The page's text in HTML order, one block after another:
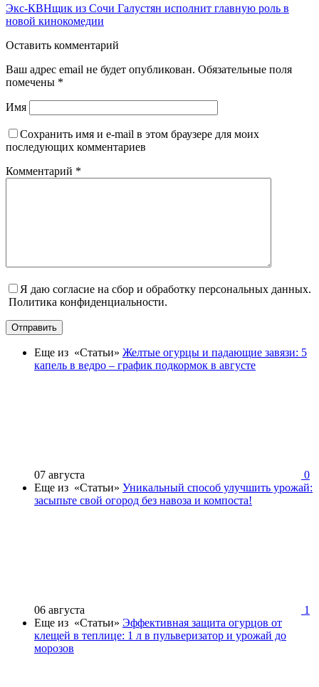
Экс-КВНщик из Сочи Галустян исполнит главную роль в
новой кинокомедии
Оставить комментарий
Ваш адрес email не будет опубликован. Обязательные поля
помечены *
Имя
Сохранить имя и e-mail в этом браузере для моих
последующих комментариев
Комментарий *
Я даю согласие на сбор и обработку персональных данных.
Политика конфиденциальности.
Отправить
Еще из «Статьи» Желтые огурцы и падающие завязи: 5
капель в ведро – график подкормок в августе
07 августа
0
Еще из «Статьи» Уникальный способ улучшить урожай:
засыпьте свой огород без навоза и компоста!
06 августа
1
Еще из «Статьи» Эффективная защита огурцов от
клещей в теплице: 1 л в пульверизатор и урожай до
морозов